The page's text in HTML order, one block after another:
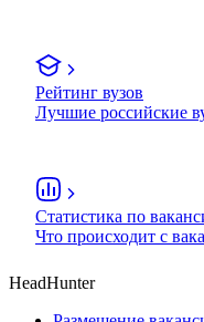
Рейтинг вузов
Лучшие российские
Статистика по
Что происходит с
HeadHunter